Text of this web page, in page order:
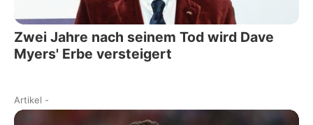
Zwei Jahre nach seinem Tod wird Dave
Myers' Erbe versteigert
Artikel -